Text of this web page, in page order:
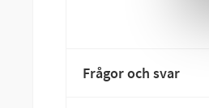
Frågor och svar